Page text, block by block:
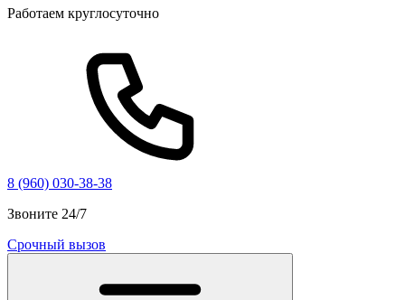
Работаем круглосуточно
8 (960) 030-38-38
Звоните 24/7
Срочный вызов